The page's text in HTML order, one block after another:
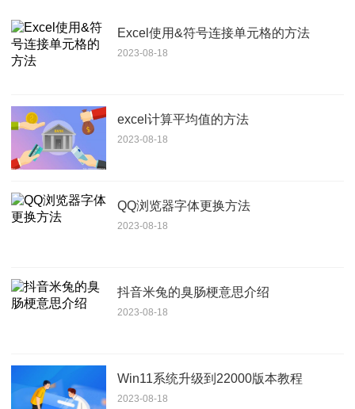
Excel使用&符号连接单元格的方法
2023-08-18
excel计算平均值的方法
2023-08-18
QQ浏览器字体更换方法
2023-08-18
抖音米兔的臭肠梗意思介绍
2023-08-18
Win11系统升级到22000版本教程
2023-08-18